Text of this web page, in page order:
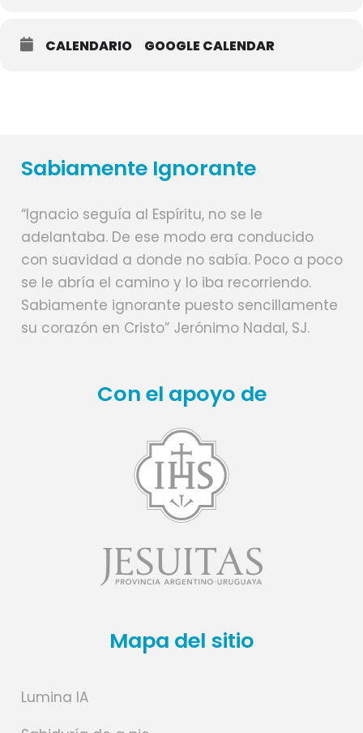
CALENDARIO GOOGLE CALENDAR
Sabiamente Ignorante
“Ignacio seguía al Espíritu, no se le
adelantaba. De ese modo era conducido
con suavidad a donde no sabía. Poco a poco
se le abría el camino y lo iba recorriendo.
Sabiamente ignorante puesto sencillamente
su corazón en Cristo” Jerónimo Nadal, SJ.
Con el apoyo de
Mapa del sitio
Lumina IA